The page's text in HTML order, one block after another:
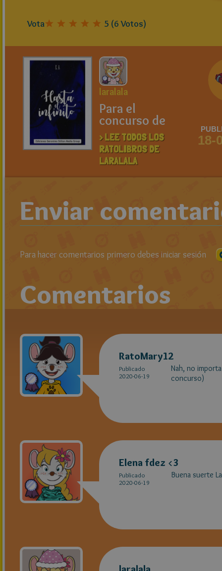
Vota 5 (6Votos)
laralala
Para el
concurso de
> LEE TODOS LOS
RATOLIBROS DE
LARALALA
18-
Enviar
Para hacer comentarios primero debes iniciar sesión
Comentarios
RatoMary12
Publicado
2020-06-19
Nah, no
concurso)
Elena fdez <3
Publicado
2020-06-19
Buena suerte